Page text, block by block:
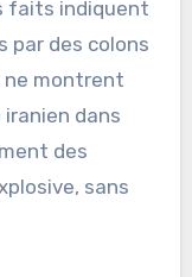
faits indiquent
par des colons
ne montrent
dans
des
sans